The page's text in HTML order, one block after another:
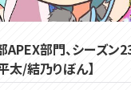
APEX部門、シーズン
太/結乃りぼん】